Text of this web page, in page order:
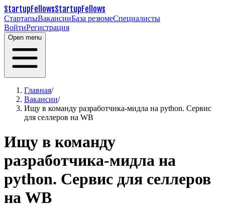
StartupFellowsStartupFellows
СтартапыВакансииБаза резюмеСпециалисты
ВойтиРегистрация
Open menu
Главная/
Вакансии/
Ищу в команду разработчика-мидла на python. Сервис
для селлеров на WB
Ищу в команду
разработчика-мидла на
python. Сервис для селлеров
на WB